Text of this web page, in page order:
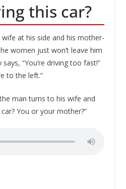
this car?
at his side and his mother-
women just won’t leave him
“You’re driving too fast!”
to the left.”
man turns to his wife and
You or your mother?”